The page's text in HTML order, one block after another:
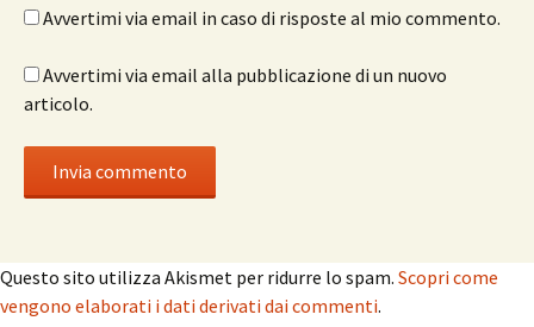
Avvertimi via email in caso di risposte al mio commento.
Avvertimi via email alla pubblicazione di un nuovo
articolo.
Questo sito utilizza Akismet per ridurre lo spam. Scopri come
vengono elaborati i dati derivati dai commenti.